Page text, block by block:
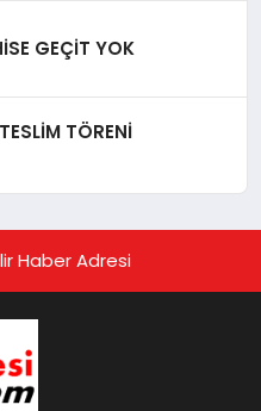
GEÇİT YOK
TÖRENİ
Haber Adresi